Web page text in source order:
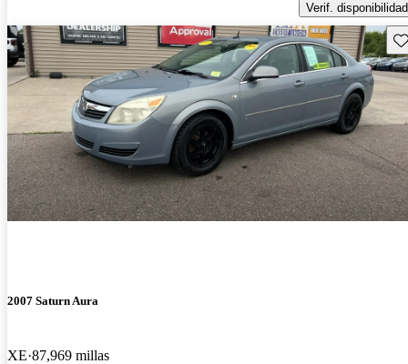
Verif. disponibilidad
2007 Saturn Aura
XE 87,969 millas